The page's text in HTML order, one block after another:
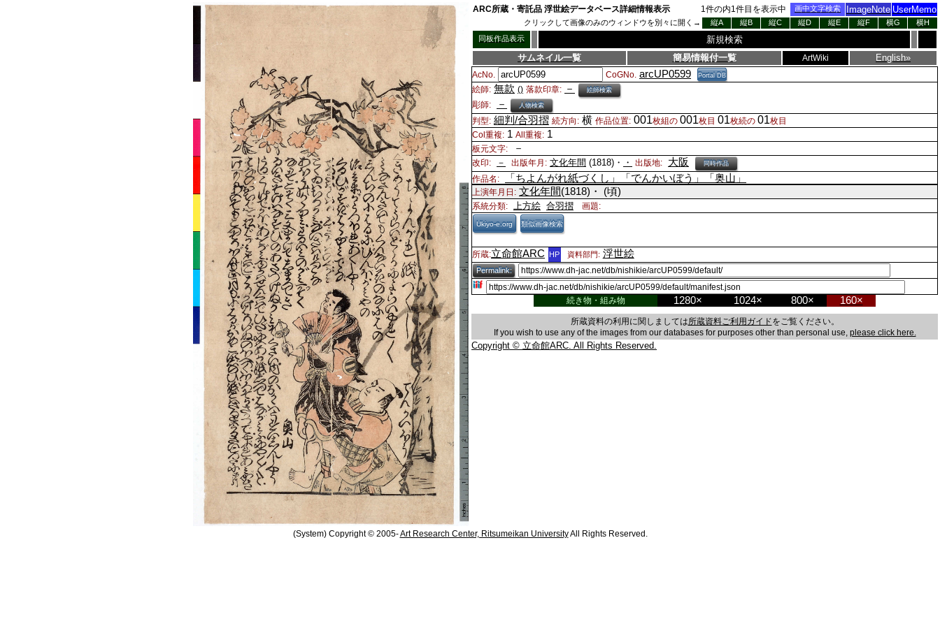
ARC所蔵・寄託品 浮世絵データベース詳細情報表示 1件の内1件目を表示中 画中文字検索 ImageNote UserMemo
クリックして画像のみのウィンドウを別々に開く→ 縦A 縦B 縦C 縦D 縦E 縦F 横G
横H
同板作品表示
新規検索
サムネイル一覧
簡易情報付一覧 ArtWiki English»
AcNo. CoGNo. arcUP0599 Portal DB
絵師: 無款 () 落款印章: － 絵師検索
彫師: － 人物検索
判型: 細判/合羽摺 続方向: 横 作品位置: 001枚組の 001枚目 01枚続の 01枚目
Col重複: 1 All重複: 1
板元文字: －
改印: － 出版年月: 文化年間 (1818)・ ・ 出版地: 大阪 同時作品
作品名: 「ちよんがれ紙づくし」「でんかいぼう」「奥山」
上演年月日: 文化年間(1818)・ (頃)
系統分類: 上方絵 合羽摺 画題:
Ukiyo-e.org 類似画像検索
所蔵:立命館ARC HP 資料部門: 浮世絵
Permalink:
続き物・組み物 1280× 1024× 800× 160×
所蔵資料の利用に関しましては所蔵資料ご利用ガイドをご覧ください。
If you wish to use any of the images from our databases for purposes other than personal use, please click here.
Copyright © 立命館ARC. All Rights Reserved.
(System) Copyright © 2005-Art Research Center, Ritsumeikan UniversityAll Rights Reserved.